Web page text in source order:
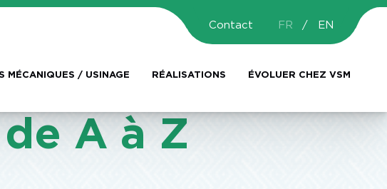
Contact FR EN
MÉCANIQUES / USINAGE RÉALISATIONS ÉVOLUER CHEZ VSM
A à Z